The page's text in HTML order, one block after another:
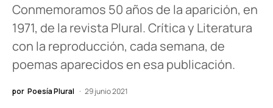
Conmemoramos 50 años de la aparición, en
1971, de la revista Plural. Crítica y Literatura
con la reproducción, cada semana, de
poemas aparecidos en esa publicación.
por Poesía Plural 29 junio 2021